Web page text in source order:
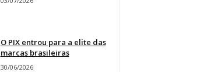
O PIX entrou para a elite das
marcas brasileiras
30/06/2026